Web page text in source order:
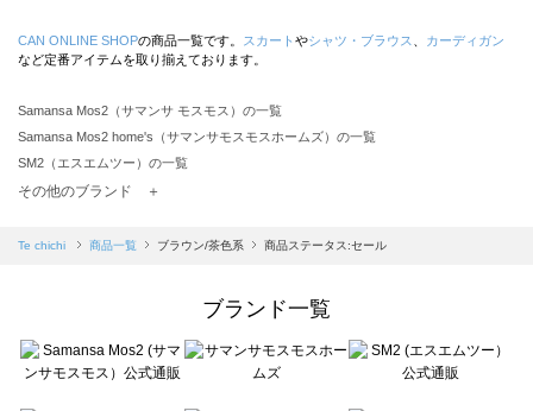
CAN ONLINE SHOPの商品一覧です。 スカート やシャツ・ブラウス
カーディガン
など定番アイテムを取り揃えております。
Samansa Mos2（サマンサ モスモス）の一覧
Samansa Mos2 home's（サマンサモスモスホームズ）の一覧
SM2（エスエムツー）の一覧
TSUHARU by Samansa Mos2（ツハルバイサマンサモスモス）の一覧
Samansa Mos2 blue（サマンサモスモス ブルー）の一覧
Te chichi（テチチ）の一覧
Te chichi CLASSIC（テチチ クラシック）の一覧
その他のブランド ＋
Te chichi 商品一覧 ブラウン/茶色系 商品ステータス:セール
ブランド一覧